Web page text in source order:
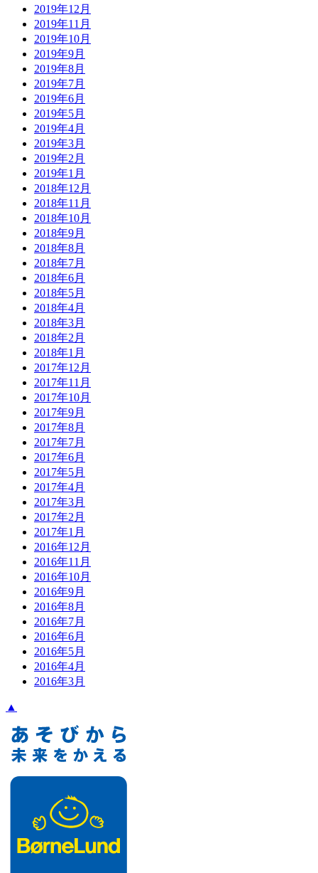
2019年12月
2019年11月
2019年10月
2019年9月
2019年8月
2019年7月
2019年6月
2019年5月
2019年4月
2019年3月
2019年2月
2019年1月
2018年12月
2018年11月
2018年10月
2018年9月
2018年8月
2018年7月
2018年6月
2018年5月
2018年4月
2018年3月
2018年2月
2018年1月
2017年12月
2017年11月
2017年10月
2017年9月
2017年8月
2017年7月
2017年6月
2017年5月
2017年4月
2017年3月
2017年2月
2017年1月
2016年12月
2016年11月
2016年10月
2016年9月
2016年8月
2016年7月
2016年6月
2016年5月
2016年4月
2016年3月
▲